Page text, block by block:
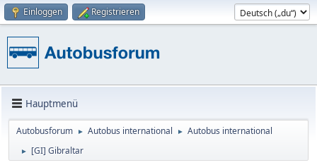
Einloggen Registrieren
Hauptmenü
Autobusforum ► Autobus international ► Autobus international
► [GI] Gibraltar